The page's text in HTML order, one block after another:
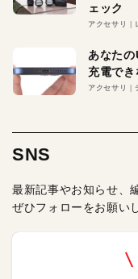
ェック
アクセサリ
あなた
充電で
アクセサリ
SNS
最新記事やお知らせ、
ぜひフォローをお願い